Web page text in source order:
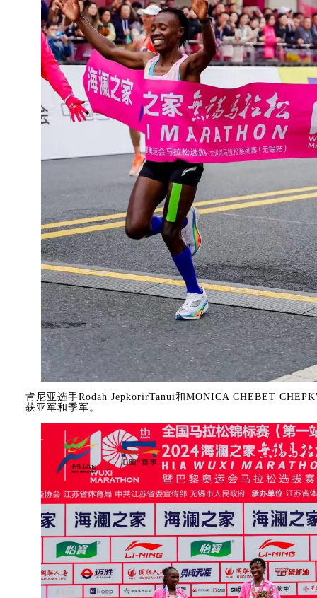
肯尼亚选手Rodah JepkorirTanui和MONICA CHEBET
获亚军和季军。